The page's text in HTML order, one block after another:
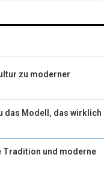
zu moderner
das Modell, das wirklich
Tradition und moderne